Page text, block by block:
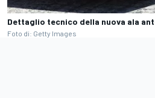
Dettaglio tecnico della nuova ala
Foto di: Getty Images